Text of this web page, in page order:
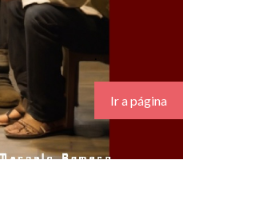
Ir a página